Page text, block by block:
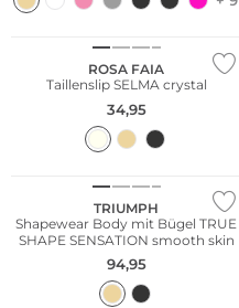
Große Größen
ROSA FAIA
Taillenslip SELMA crystal
34,95
Große Größen
TRIUMPH
Shapewear Body mit Bügel TRUE
SHAPE SENSATION smooth skin
94,95